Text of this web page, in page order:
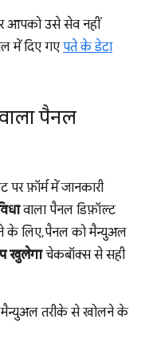
आपको उसे सेव नहीं
में दिए गएपते के डेटा
पैनल
फ़ॉर्म में जानकारी
वाला पैनल डिफ़ॉल्ट
लिए, पैनल को मैन्युअल
खुलेगाचेकबॉक्स से सही
तरीके से खोलने के